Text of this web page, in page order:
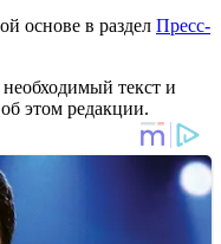
основе в раздел Пресс-
текст и
этом редакции.